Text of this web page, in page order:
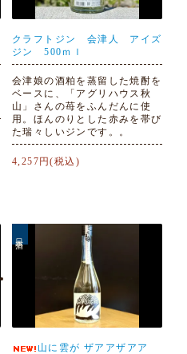
クラフトジン 会津人 アイズ
ジン 500ｍｌ
会津娘の酒粕を蒸留した焼酎を
ベースに、「アグリハウス秋
山」さんの苺をふんだんに使
用。ほんのりとした赤みを帯び
た瑞々しいジンです。。
4,257円(税込)
山に雲が ザアアザアア